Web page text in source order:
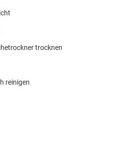
trocknen
reinigen